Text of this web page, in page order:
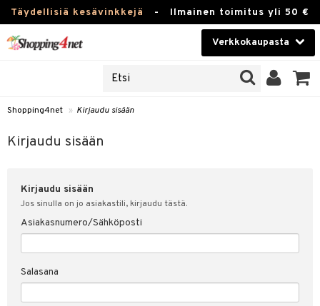
Täydellisiä kesävinkkejä - Ilmainen toimitus yli 50 €
Verkkokaupasta
Piilolinssit
Luontaistuotteet
Fitness
Koti & Sisustus
Lelut, Lapsi & Vauva
Tuotemerkkejä
Shopping4net » Kirjaudu sisään
Kirjaudu sisään
Kirjaudu sisään
Jos sinulla on jo asiakastili, kirjaudu tästä.
Asiakasnumero/Sähköposti
Salasana
sisään
& vastauksia
myyntiehdot